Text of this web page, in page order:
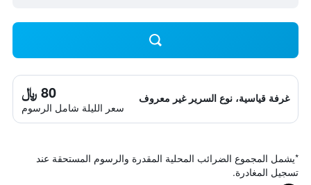
غرفة قياسية، نوع السرير غير معروف 80 ﷼
سعر الليلة شامل الرسوم
*يشمل المجموع الضرائب المحلية المقدرة والرسوم المستحقة عند
تسجيل المغادرة.